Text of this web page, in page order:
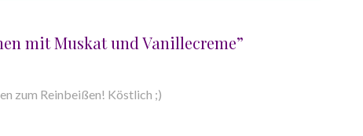
mit Muskat und Vanillecreme”
zum Reinbeißen! Köstlich ;)